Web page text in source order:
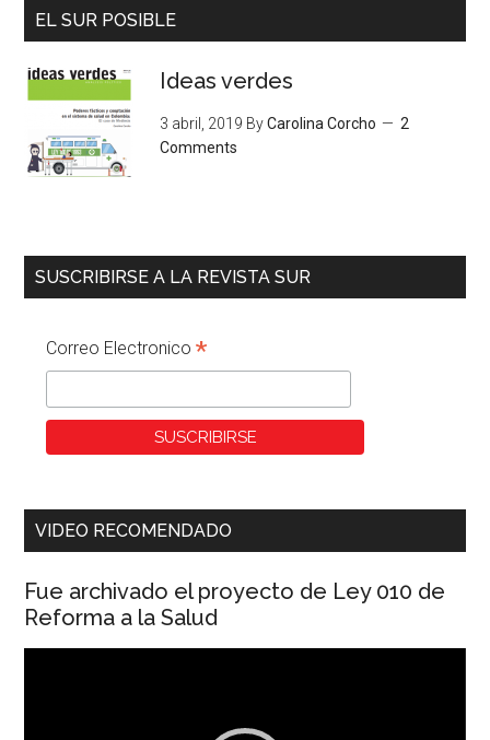
EL SUR POSIBLE
Ideas verdes
3 abril, 2019 ByCarolina Corcho
2
Comments
SUSCRIBIRSE A LA REVISTA SUR
Correo Electronico*
VIDEO RECOMENDADO
Fue archivado el proyecto de Ley 010 de
Reforma a la Salud